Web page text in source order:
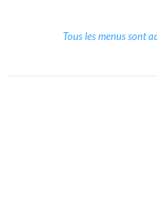
Tous les menus sont